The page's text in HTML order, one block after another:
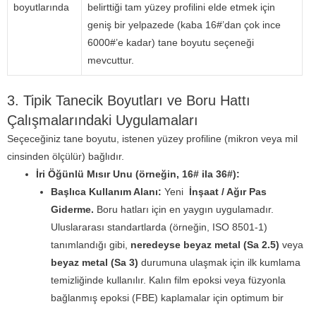
boyutlarında
belirttiği tam yüzey profilini elde etmek için
geniş bir yelpazede (kaba 16#’dan çok ince
6000#’e kadar) tane boyutu seçeneği
mevcuttur.
3. Tipik Tanecik Boyutları ve Boru Hattı
Çalışmalarındaki Uygulamaları
Seçeceğiniz tane boyutu, istenen yüzey profiline (mikron veya mil
cinsinden ölçülür) bağlıdır.
İri Öğünlü Mısır Unu (örneğin, 16# ila 36#):
Başlıca Kullanım Alanı: Yeni İnşaat / Ağır Pas
Giderme. Boru hatları için en yaygın uygulamadır.
Uluslararası standartlarda (örneğin, ISO 8501-1)
tanımlandığı gibi, neredeyse beyaz metal (Sa 2.5) veya
beyaz metal (Sa 3) durumuna ulaşmak için ilk kumlama
temizliğinde kullanılır. Kalın film epoksi veya füzyonla
bağlanmış epoksi (FBE) kaplamalar için optimum bir